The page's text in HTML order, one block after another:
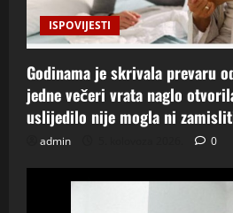
ISPOVIJESTI
Godinama je skrivala prevaru
jedne večeri vrata naglo
uslijedilo nije mogla ni
admin 0